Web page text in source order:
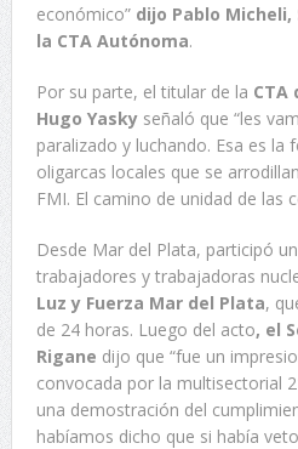
económico” dijo Pablo
la CTA Autónoma.
Por su parte, el titular de la CTA
Hugo Yaskyseñaló que “les
paralizado y luchando. Esa es la
oligarcas locales que se
FMI. El camino de unidad de las
Desde Mar del Plata, participó
trabajadores y trabajadoras
Luz y Fuerza Mar del Plata,
de 24 horas. Luego del acto, el
Rigane dijo que “fue un
convocada por la multisectorial
una demostración del
habíamos dicho que si había